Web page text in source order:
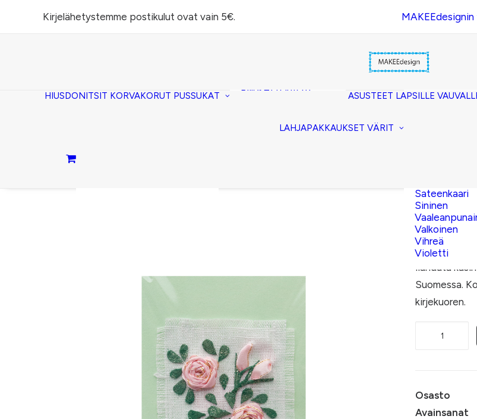
Kirjelähetystemme postikulut ovat vain 5€. MAKEEdesignin
HIUSDONITSIT KORVAKORUT PUSSUKAT
Piiloset (clutch)
Taitettavat
ASUSTEET LAPSILLE
LAHJAPAKKAUKSET VÄRIT
Hopea
Keltainen
Kerma
Lila
Sateenkaari
Sininen
Valkoinen
Vihreä
Violetti
6,00
Ilahduta
Suomessa.
kirjekuoren.
Osasto
Avainsanat